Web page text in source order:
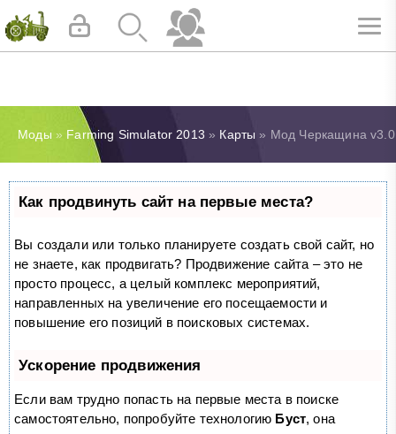
Моды » Farming Simulator 2013 » Карты » Мод Черкащина
Как продвинуть сайт на первые места?
Вы создали или только планируете создать свой сайт, но
не знаете, как продвигать? Продвижение сайта – это не
просто процесс, а целый комплекс мероприятий,
направленных на увеличение его посещаемости и
повышение его позиций в поисковых системах.
Ускорение продвижения
Если вам трудно попасть на первые места в поиске
самостоятельно, попробуйте технологию Буст, она